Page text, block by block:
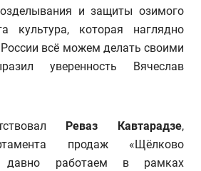
и защиты озимого
культура, которая наглядно
всё можем делать своими
уверенность Вячеслав
Реваз Кавтарадзе,
продаж «Щёлково
работаем в рамках